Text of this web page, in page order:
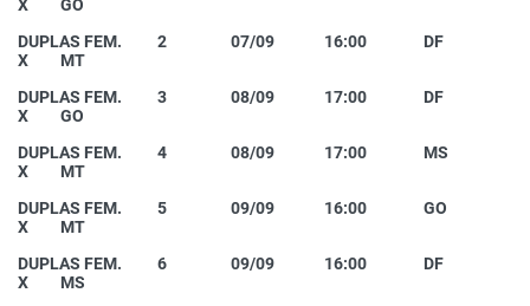
X GO
DUPLAS FEM. 2 07/09 16:00 DF
X MT
DUPLAS FEM. 3 08/09 17:00 DF
X GO
DUPLAS FEM. 4 08/09 17:00 MS
X MT
DUPLAS FEM. 5 09/09 16:00 GO
X MT
DUPLAS FEM. 6 09/09 16:00 DF
X MS